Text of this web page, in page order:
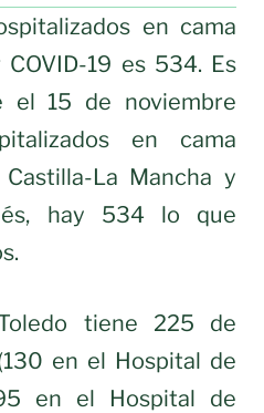
en cama
19 es 534. Es
el 15 de noviembre
en cama
La Mancha y
hay 534 lo que
tiene 225 de
en el Hospital de
en el Hospital de